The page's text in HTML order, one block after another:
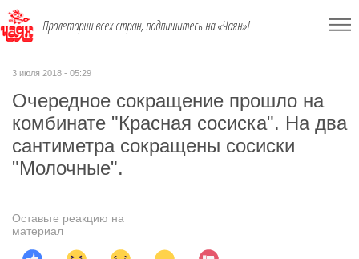
Пролетарии всех стран, подпишитесь на «Чаян»!
3 июля 2018 - 05:29
Очередное сокращение прошло на
комбинате "Красная сосиска". На два
сантиметра сокращены сосиски
"Молочные".
Оставьте реакцию на
материал